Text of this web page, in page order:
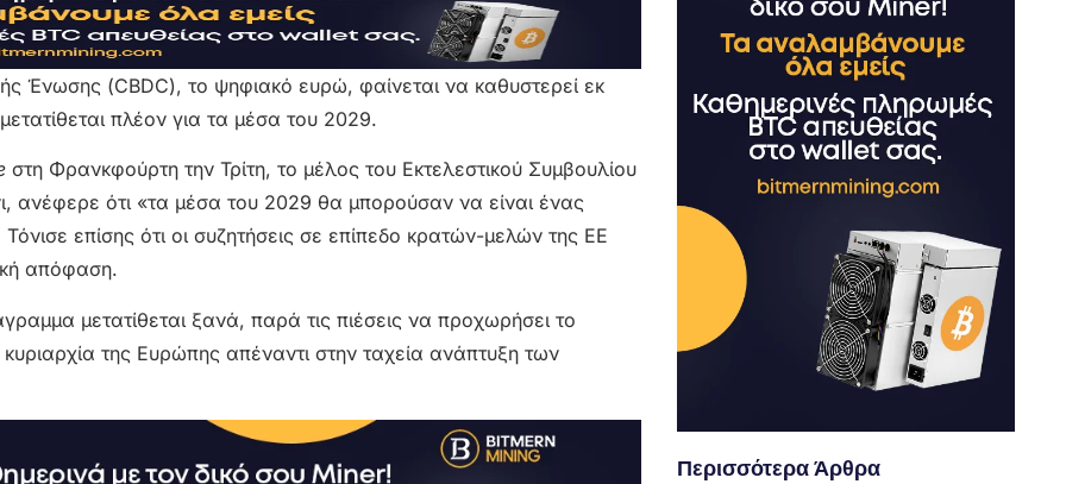
Ένωσης (CBDC), το ψηφιακό ευρώ, φαίνεται να καθυστερεί εκ
πλέον για τα μέσα του 2029.
στη Φρανκφούρτη την Τρίτη, το μέλος του Εκτελεστικού Συμβουλίου
ανέφερε ότι «τα μέσα του 2029 θα μπορούσαν να είναι ένας
επίσης ότι οι συζητήσεις σε επίπεδο κρατών-μελών της ΕΕ
απόφαση.
μετατίθεται ξανά, παρά τις πιέσεις να προχωρήσει το
της Ευρώπης απέναντι στην ταχεία ανάπτυξη των
Περισσότερα Άρθρα